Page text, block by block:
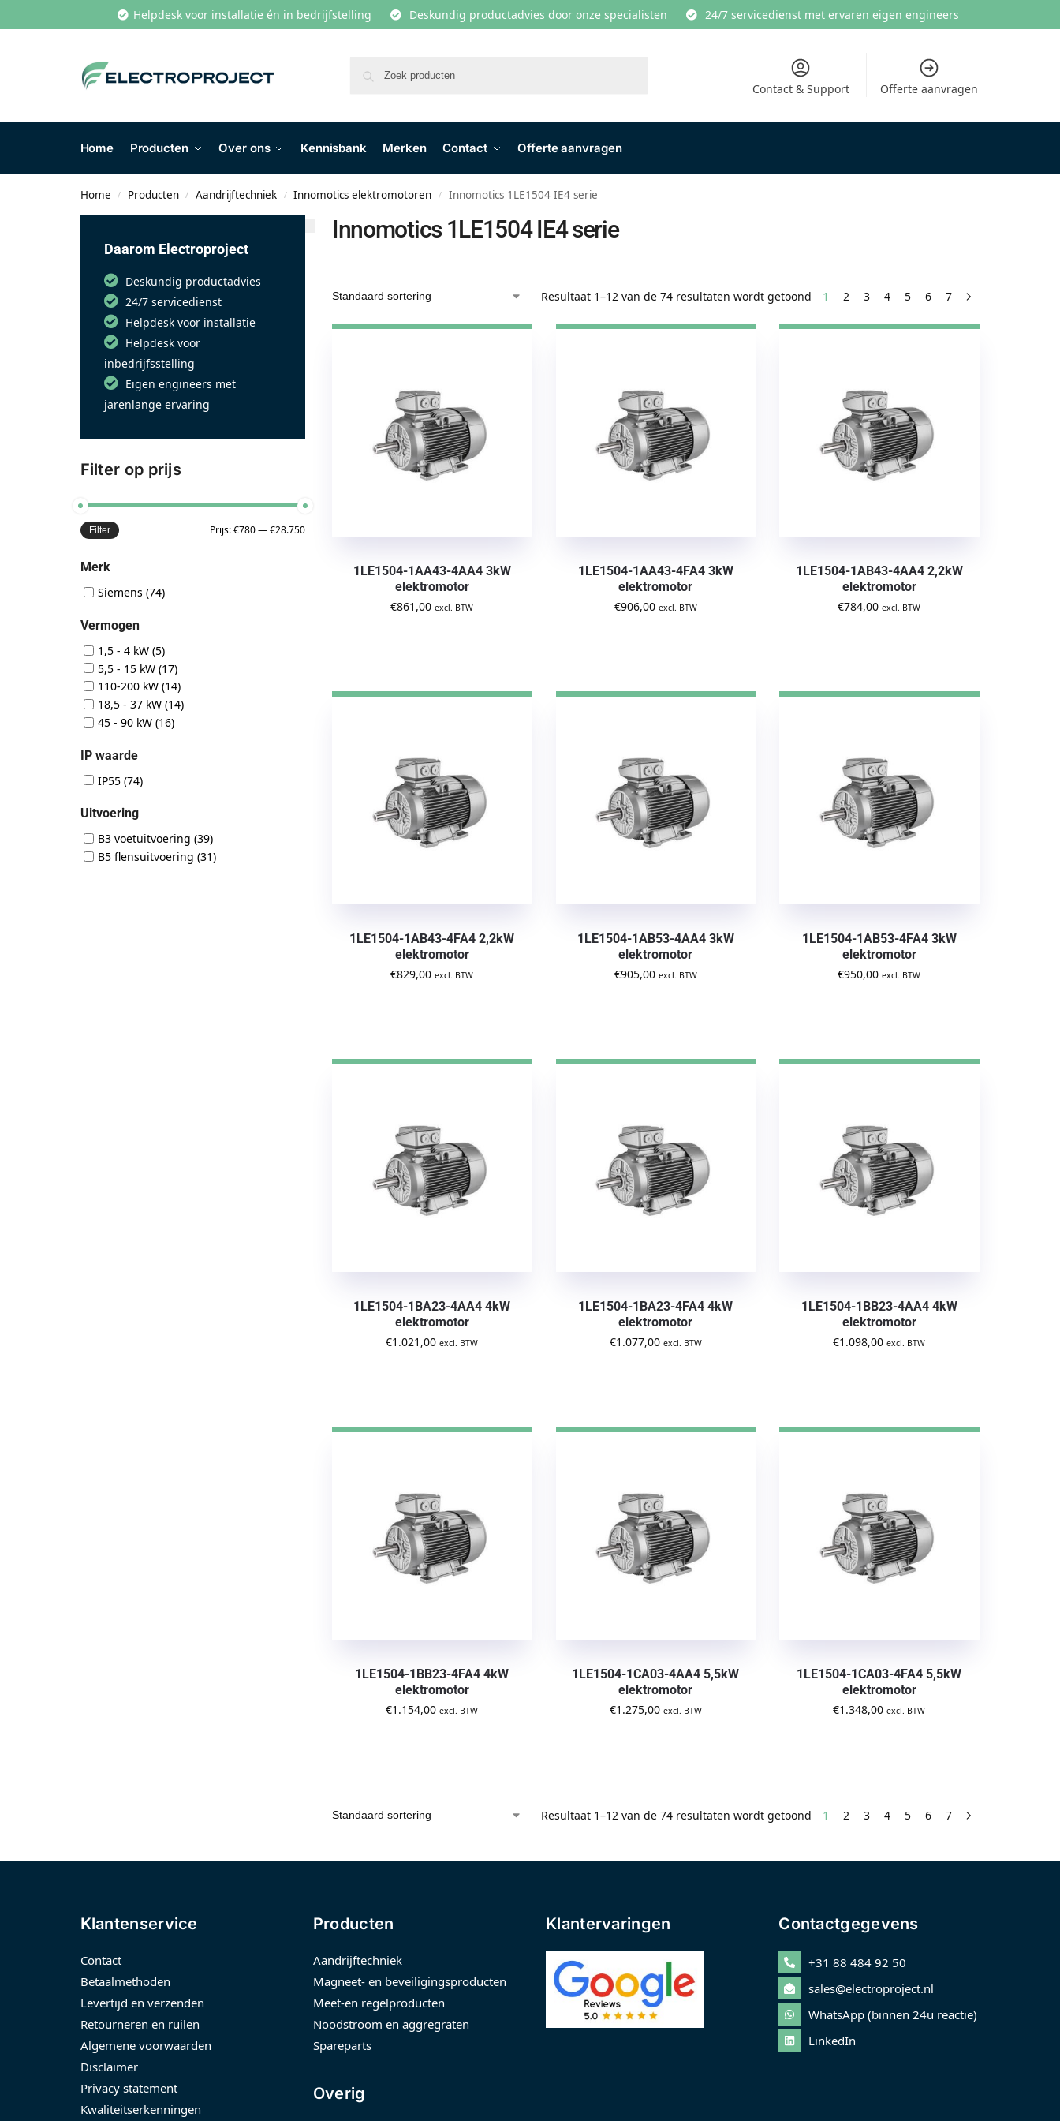
Helpdesk voor installatie én in bedrijfstelling Deskundig productadvies door onze specialisten 24/7 servicedienst met ervaren eigen engineers
Contact & Support Offerte aanvragen
Home Producten Over ons Kennisbank Merken Contact Offerte aanvragen
Home / Producten / Aandrijftechniek / Innomotics elektromotoren / Innomotics 1LE1504 IE4 serie
Innomotics 1LE1504 IE4 serie
Resultaat 1–12 van de 74 resultaten wordt getoond 1 2 3 4 5 6 7
1LE1504-1AA43-4AA4 3kW
elektromotor
€861,00 excl. BTW
1LE1504-1AA43-4FA4 3kW
elektromotor
€906,00 excl. BTW
1LE1504-1AB43-4AA4 2,2kW
elektromotor
€784,00 excl. BTW
1LE1504-1AB43-4FA4 2,2kW
elektromotor
€829,00 excl. BTW
1LE1504-1AB53-4AA4 3kW
elektromotor
€905,00 excl. BTW
1LE1504-1AB53-4FA4 3kW
elektromotor
€950,00 excl. BTW
1LE1504-1BA23-4AA4 4kW
elektromotor
€1.021,00 excl. BTW
1LE1504-1BA23-4FA4 4kW
elektromotor
€1.077,00 excl. BTW
1LE1504-1BB23-4AA4 4kW
elektromotor
€1.098,00 excl. BTW
1LE1504-1BB23-4FA4 4kW
elektromotor
€1.154,00 excl. BTW
1LE1504-1CA03-4AA4 5,5kW
elektromotor
€1.275,00 excl. BTW
1LE1504-1CA03-4FA4 5,5kW
elektromotor
€1.348,00 excl. BTW
Resultaat 1–12 van de 74 resultaten wordt getoond 1 2 3 4 5 6 7
Daarom Electroproject
Deskundig productadvies
24/7 servicedienst
Helpdesk voor installatie
Helpdesk voor
inbedrijfsstelling
Eigen engineers met
jarenlange ervaring
Filter op prijs
Filter Prijs:€780—€28.750
Merk
Siemens (74)
Vermogen
1,5 - 4 kW(5)
5,5 - 15 kW(17)
110-200 kW(14)
18,5 - 37 kW(14)
45 - 90 kW(16)
IP waarde
IP55(74)
Uitvoering
B3 voetuitvoering (39)
B5 flensuitvoering (31)
Klantenservice
Contact
Betaalmethoden
Levertijd en verzenden
Retourneren en ruilen
Algemene voorwaarden
Disclaimer
Privacy statement
Kwaliteitserkenningen
Producten
Aandrijftechniek
Magneet- en beveiligingsproducten
Meet-en regelproducten
Noodstroom en aggregraten
Spareparts
Overig
Klantervaringen Contactgegevens
+31 88 484 92 50
sales@electroproject.nl
WhatsApp (binnen 24u reactie)
LinkedIn